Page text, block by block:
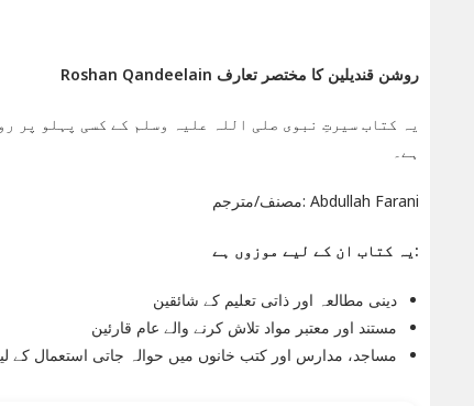
Roshan Qandeelain روشن قندیلین کا مختصر تعارف
یہ کتاب سیرتِ نبوی صلی اللہ علیہ وسلم کے کسی پہلو پر
ہے۔
مصنف/مترجم: Abdullah Farani
یہ کتاب ان کے لیے موزوں ہے:
دینی مطالعہ اور ذاتی تعلیم کے شائقین
مستند اور معتبر مواد تلاش کرنے والے عام قارئین
مساجد، مدارس اور کتب خانوں میں حوالہ جاتی استعمال کے